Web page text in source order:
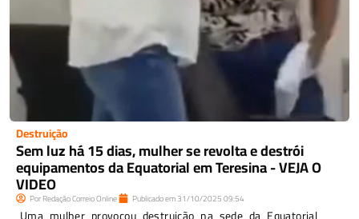
Destruição
Sem luz há 15 dias, mulher se revolta e destrói
equipamentos da Equatorial em Teresina - VEJA O
VIDEO
PorRedação Correio Online Publicado em31/10/202509:54